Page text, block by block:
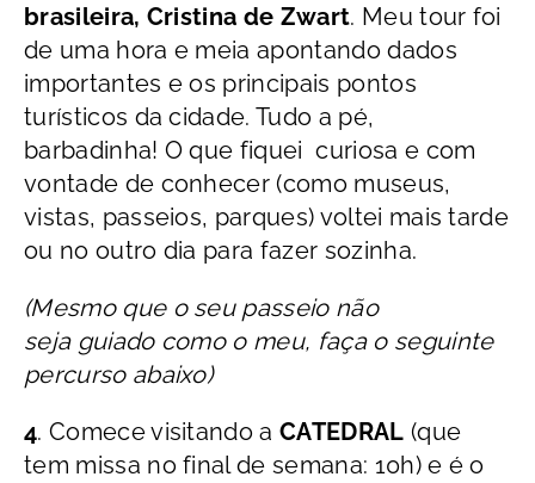
brasileira, Cristina de Zwart. Meu tour foi
de uma hora e meia apontando dados
importantes e os principais pontos
turísticos da cidade. Tudo a pé,
barbadinha! O que fiquei curiosa e com
vontade de conhecer (como museus,
vistas, passeios, parques) voltei mais tarde
ou no outro dia para fazer sozinha.
(Mesmo que o seu passeio não
seja guiado como o meu, faça o seguinte
percurso abaixo)
4. Comece visitando aCATEDRAL (que
tem missa no final de semana: 10h) e é o